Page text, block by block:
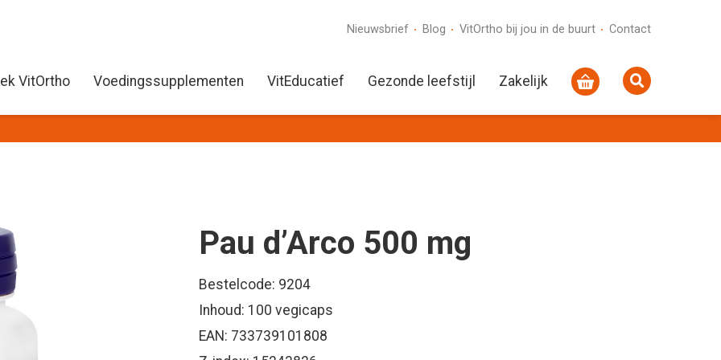
Nieuwsbrief Blog VitOrtho bij jou in de buurt Contact
VitOrtho Voedingssupplementen VitEducatief Gezonde leefstijl Zakelijk
Pau d’Arco 500 mg
Bestelcode: 9204
Inhoud: 100 vegicaps
EAN: 733739101808